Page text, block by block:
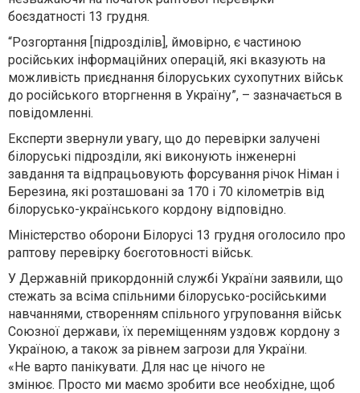
боєздатності 13 грудня.
“Розгортання [підрозділів], ймовірно, є частиною
російських інформаційних операцій, які вказують на
можливість приєднання білоруських сухопутних військ
до російського вторгнення в Україну”, – зазначається в
повідомленні.
Експерти звернули увагу, що до перевірки залучені
білоруські підрозділи, які виконують інженерні
завдання та відпрацьовують форсування річок Німан і
Березина, які розташовані за 170 і 70 кілометрів від
білорусько-українського кордону відповідно.
Міністерство оборони Білорусі 13 грудня оголосило про
раптову перевірку боєготовності військ.
У Державній прикордонній службі України заявили, що
стежать за всіма спільними білорусько-російськими
навчаннями, створенням спільного угруповання військ
Союзної держави, їх переміщенням уздовж кордону з
Україною, а також за рівнем загрози для України.
«Не варто панікувати. Для нас це нічого не
змінює. Просто ми маємо зробити все необхідне, щоб